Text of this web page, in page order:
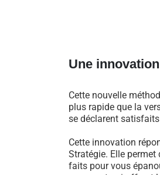
Une
Cette nouvelle
plus rapide que la
se déclarent
Cette innovation
Stratégie. Elle permet
faits pour vous